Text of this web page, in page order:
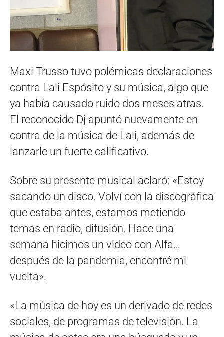
Maxi Trusso tuvo polémicas declaraciones
contra Lali Espósito y su música, algo que
ya había causado ruido dos meses atras.
El reconocido Dj apuntó nuevamente en
contra de la música de Lali, además de
lanzarle un fuerte calificativo.
Sobre su presente musical aclaró: «Estoy
sacando un disco. Volví con la discográfica
que estaba antes, estamos metiendo
temas en radio, difusión. Hace una
semana hicimos un video con Alfa…
después de la pandemia, encontré mi
vuelta».
«La música de hoy es un derivado de redes
sociales, de programas de televisión. La